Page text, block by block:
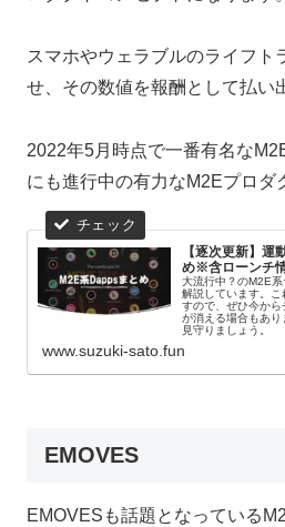
スマホやウェラブルのライフト
せ、その数値を報酬として払い
2022年5月時点で一番有名な
にも進行中の有力なM2Eプロダ
【逐次更新】運
め※含ローンチ
大流行中？のM2E系
解説しています。こ
すので、ぜひ今か
が消える場合もあ
見守りましょう。
www.suzuki-sato.fun
EMOVES
EMOVESも話題となっている